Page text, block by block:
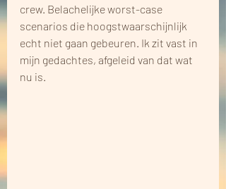
crew. Belachelijke worst-case
scenarios die hoogstwaarschijnlijk
echt niet gaan gebeuren. Ik zit vast in
mijn gedachtes, afgeleid van dat wat
nu is.